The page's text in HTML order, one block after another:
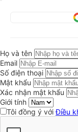
Họ và tên
Email
Số điện thoại
Mật khẩu
Xác nhận mật khẩu
Giới tính
Tôi đồng ý vớiĐiều